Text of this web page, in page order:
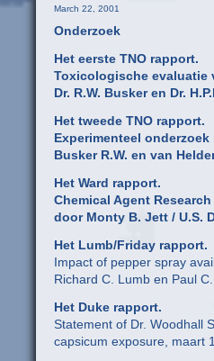
March 22, 2001
Onderzoek
Het eerste TNO rapport.
Toxicologische evaluatie
Dr. R.W. Busker en Dr.
Het tweede TNO rapport.
Experimenteel
Busker R.W. en van
Het Ward rapport.
Chemical Agent
door Monty B. Jett / U.S.
Het Lumb/Friday rapport.
Impact of pepper spray
Richard C. Lumb en Paul
Het Duke rapport.
Statement of Dr. Woodhall
capsicum exposure, maart